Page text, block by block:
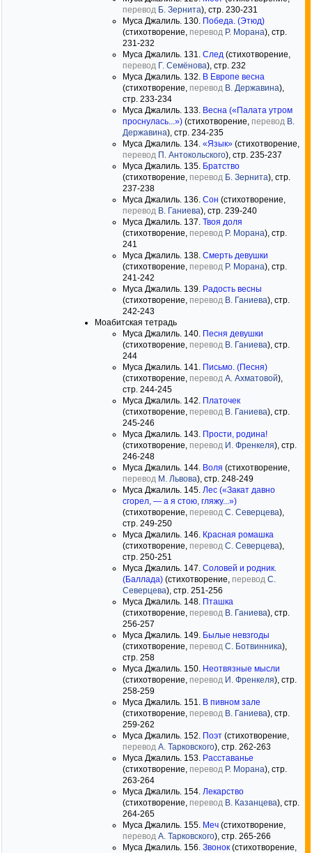
перевод Б. Зернита), стр. 230-231
Муса Джалиль. 130. Победа. (Этюд)
(стихотворение, перевод Р. Морана), стр.
231-232
Муса Джалиль. 131. След (стихотворение,
перевод Г. Семёнова), стр. 232
Муса Джалиль. 132. В Европе весна
(стихотворение, перевод В. Державина),
стр. 233-234
Муса Джалиль. 133. Весна («Палата утром
проснулась...») (стихотворение, перевод В.
Державина), стр. 234-235
Муса Джалиль. 134. «Язык» (стихотворение,
перевод П. Антокольского), стр. 235-237
Муса Джалиль. 135. Братство
(стихотворение, перевод Б. Зернита), стр.
237-238
Муса Джалиль. 136. Сон (стихотворение,
перевод В. Ганиева), стр. 239-240
Муса Джалиль. 137. Твоя доля
(стихотворение, перевод Р. Морана), стр.
241
Муса Джалиль. 138. Смерть девушки
(стихотворение, перевод Р. Морана), стр.
241-242
Муса Джалиль. 139. Радость весны
(стихотворение, перевод В. Ганиева), стр.
242-243
Моабитская тетрадь
Муса Джалиль. 140. Песня девушки
(стихотворение, перевод В. Ганиева), стр.
244
Муса Джалиль. 141. Письмо. (Песня)
(стихотворение, перевод А. Ахматовой),
стр. 244-245
Муса Джалиль. 142. Платочек
(стихотворение, перевод В. Ганиева), стр.
245-246
Муса Джалиль. 143. Прости, родина!
(стихотворение, перевод И. Френкеля), стр.
246-248
Муса Джалиль. 144. Воля (стихотворение,
перевод М. Львова), стр. 248-249
Муса Джалиль. 145. Лес («Закат давно
сгорел, — а я стою, гляжу...»)
(стихотворение, перевод С. Северцева),
стр. 249-250
Муса Джалиль. 146. Красная ромашка
(стихотворение, перевод С. Северцева),
стр. 250-251
Муса Джалиль. 147. Соловей и родник.
(Баллада) (стихотворение, перевод С.
Северцева), стр. 251-256
Муса Джалиль. 148. Пташка
(стихотворение, перевод В. Ганиева), стр.
256-257
Муса Джалиль. 149. Былые невзгоды
(стихотворение, перевод С. Ботвинника),
стр. 258
Муса Джалиль. 150. Неотвязные мысли
(стихотворение, перевод И. Френкеля), стр.
258-259
Муса Джалиль. 151. В пивном зале
(стихотворение, перевод В. Ганиева), стр.
259-262
Муса Джалиль. 152. Поэт (стихотворение,
перевод А. Тарковского), стр. 262-263
Муса Джалиль. 153. Расставанье
(стихотворение, перевод Р. Морана), стр.
263-264
Муса Джалиль. 154. Лекарство
(стихотворение, перевод В. Казанцева), стр.
264-265
Муса Джалиль. 155. Меч (стихотворение,
перевод А. Тарковского), стр. 265-266
Муса Джалиль. 156. Звонок (стихотворение,